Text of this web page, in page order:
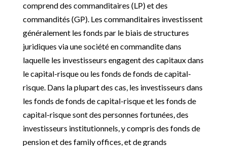
comprend des commanditaires (LP) et des
commandités (GP). Les commanditaires investissent
généralement les fonds par le biais de structures
juridiques via une société en commandite dans
laquelle les investisseurs engagent des capitaux dans
le capital-risque ou les fonds de fonds de capital-
risque. Dans la plupart des cas, les investisseurs dans
les fonds de fonds de capital-risque et les fonds de
capital-risque sont des personnes fortunées, des
investisseurs institutionnels, y compris des fonds de
pension et des family offices, et de grands